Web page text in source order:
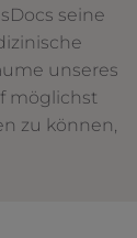
seine
unseres
möglichst
zu können,